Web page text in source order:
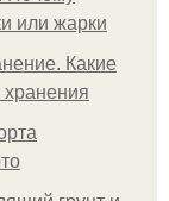
или жарки
Какие
хранения